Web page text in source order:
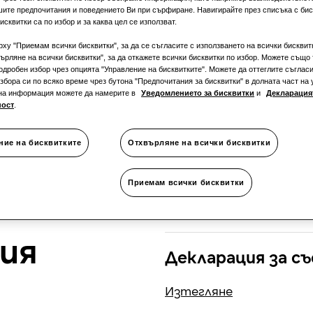
Декларация за
Изтегляне
предпочитания и поведението Ви при сърфиране. Навигирайте през списъка с
са по избор и за каква цел се използват.
"Приемам всички бисквитки", за да се съгласите с използването на всички
на всички бисквитки", за да откажете всички бисквитки по избор. Можете също
избор чрез опцията "Управление на бисквитките". Можете да оттеглите
си по всяко време чрез бутона "Предпочитания за бисквитки" в долната част на
информация можете да намерите в
Уведомлението за бисквитки и
на бисквитките Отхвърляне на всички бисквитки
Приемам всички бисквитки